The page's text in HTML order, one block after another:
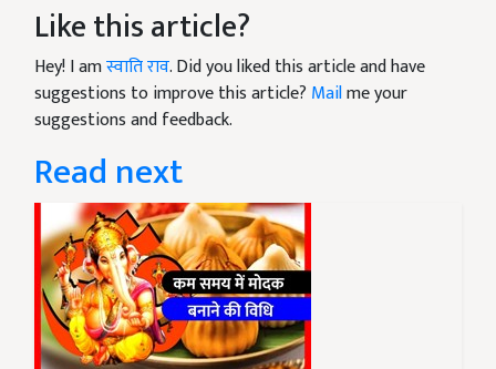
Like this article?
Hey! I amस्वाति राव. Did you liked this article and have
suggestions to improve this article? Mailme your
suggestions and feedback.
Read next